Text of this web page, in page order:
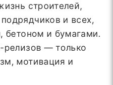
строителей,
и всех,
бетоном и бумагами.
релизов — только
мотивация и